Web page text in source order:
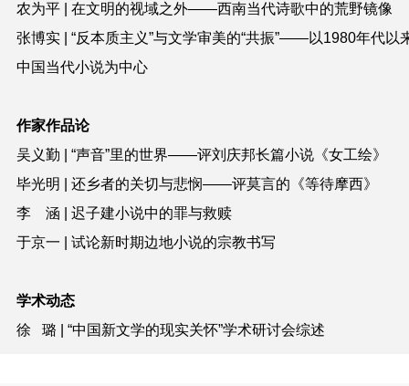
农为平 | 在文明的视域之外——西南当代诗歌中的荒野镜像
张博实 | “反本质主义”与文学审美的“共振”——以1980年代以
中国当代小说为中心
作家作品论
吴义勤 | “声音”里的世界——评刘庆邦长篇小说《女工绘》
毕光明 | 还乡者的关切与悲悯——评莫言的《等待摩西》
李 涵 | 迟子建小说中的罪与救赎
于京一 | 试论新时期边地小说的宗教书写
学术动态
徐 璐 | “中国新文学的现实关怀”学术研讨会综述